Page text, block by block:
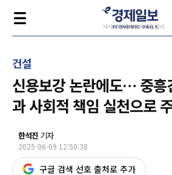
건설
신용보강 논란에도… 중흥
과 사회적 책임 실천으로
한석진 기자
2025-06-09 12:50:38
구글 검색 선호 출처로 추가